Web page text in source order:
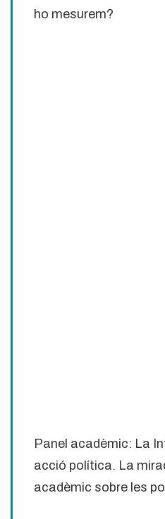
ho mesurem?
Panel acadèmic: La
acció política. La
acadèmic sobre les